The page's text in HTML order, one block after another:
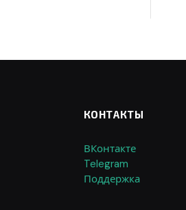
КОНТАКТЫ
ВКонтакте
Telegram
Поддержка